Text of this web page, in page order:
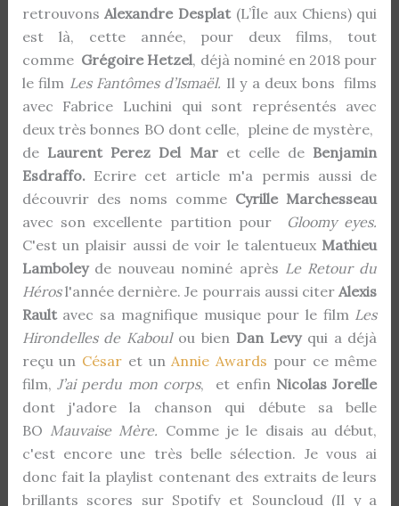
retrouvonsAlexandre Desplat (L’Île aux Chiens) qui
est là, cette année, pour deux films, tout
comme Grégoire Hetzel, déjà nominé en 2018 pour
le film Les Fantômes d’Ismaël. Il y a deux bons films
avec Fabrice Luchini qui sont représentés avec
deux très bonnes BO dont celle, pleine de mystère,
de Laurent Perez Del Maret celle de Benjamin
Esdraffo.Ecrire cet article m'a permis aussi de
découvrir des noms comme Cyrille Marchesseau
avec son excellente partition pour
Gloomy eyes.
C'est un plaisir aussi de voir le talentueux Mathieu
Lamboley de nouveau nominé après Le Retour du
Hérosl'année dernière. Je pourrais aussi citerAlexis
Rault avec sa magnifique musique pour le film Les
Hirondelles de Kaboul ou bien Dan Levyqui a déjà
reçu un César et un Annie Awards pour ce même
film,J’ai perdu mon corps, et enfin Nicolas Jorelle
dont j'adore la chanson qui débute sa belle
BO Mauvaise Mère. Comme je le disais au début,
c'est encore une très belle sélection. Je vous ai
donc fait la playlist contenant des extraits de leurs
brillants scores sur Spotify et Souncloud (Il y a